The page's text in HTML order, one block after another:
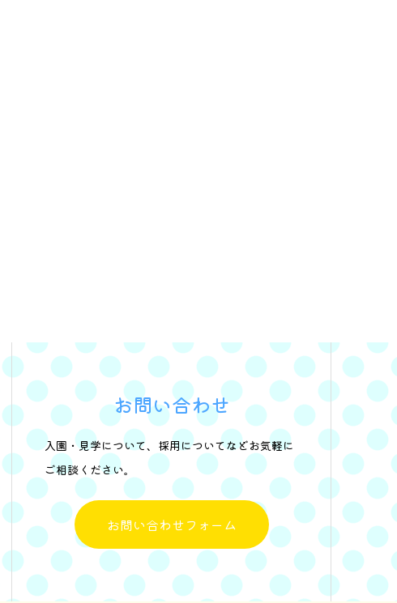
お問い合わせ
入園・見学について、採用についてなどお気軽に
ご相談ください。
お問い合わせフォーム